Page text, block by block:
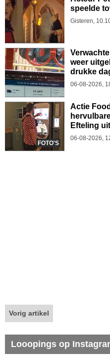
speelde
Gisteren,
weer
drukke
06-08-2026,
FOTO'S
Actie
Efteling
06-08-2026,
Vorig artikel
Looopings op